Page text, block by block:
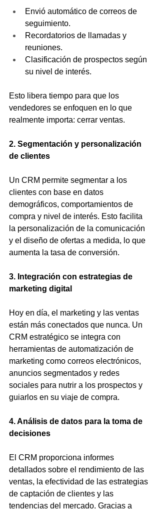
Envió automático de correos de
seguimiento.
Recordatorios de llamadas y
reuniones.
Clasificación de prospectos según
su nivel de interés.
Esto libera tiempo para que los
vendedores se enfoquen en lo que
realmente importa: cerrar ventas.
2. Segmentación y personalización
de clientes
Un CRM permite segmentar a los
clientes con base en datos
demográficos, comportamientos de
compra y nivel de interés. Esto facilita
la personalización de la comunicación
y el diseño de ofertas a medida, lo que
aumenta la tasa de conversión.
3. Integración con estrategias de
marketing digital
Hoy en día, el marketing y las ventas
están más conectados que nunca. Un
CRM estratégico se integra con
herramientas de automatización de
marketing como correos electrónicos,
anuncios segmentados y redes
sociales para nutrir a los prospectos y
guiarlos en su viaje de compra.
4. Análisis de datos para la toma de
decisiones
El CRM proporciona informes
detallados sobre el rendimiento de las
ventas, la efectividad de las estrategias
de captación de clientes y las
tendencias del mercado. Gracias a